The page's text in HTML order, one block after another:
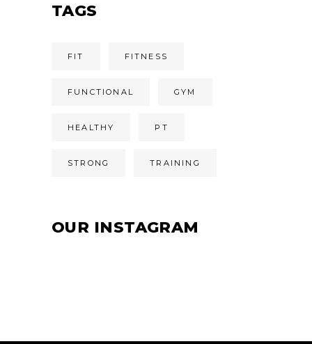
TAGS
FIT FITNESS
FUNCTIONAL GYM
HEALTHY PT
STRONG TRAINING
OUR INSTAGRAM